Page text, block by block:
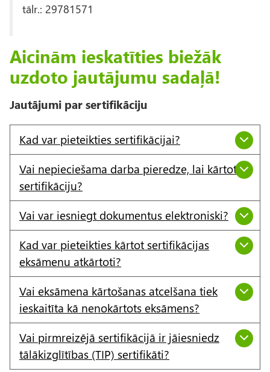
tālr.: 29781571
Aicinām ieskatīties biežāk
uzdoto jautājumu sadaļā!
Jautājumi par sertifikāciju
Kad var pieteikties sertifikācijai?
Vai nepieciešama darba pieredze, lai kārtotu
sertifikāciju?
Vai var iesniegt dokumentus elektroniski?
Kad var pieteikties kārtot sertifikācijas
eksāmenu atkārtoti?
Vai eksāmena kārtošanas atcelšana tiek
ieskaitīta kā nenokārtots eksāmens?
Vai pirmreizējā sertifikācijā ir jāiesniedz
tālākizglītības (TIP) sertifikāti?